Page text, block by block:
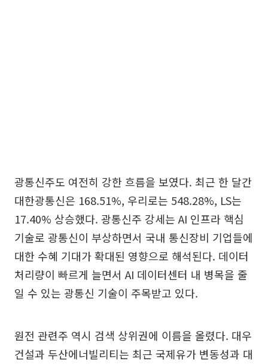
광통신주도 여전히 강한 흐름을 보였다. 최근 한 달간
대한광통신은 168.51%, 우리로는 548.28%, LS는
17.40% 상승했다. 광통신주 강세는 AI 인프라 핵심
기술로 광통신이 부상하면서 국내 통신장비 기업들에
대한 수혜 기대가 확대된 영향으로 해석된다. 데이터
처리량이 빠르게 늘면서 AI 데이터센터 내 병목을 줄
일 수 있는 광통신 기술이 주목받고 있다.
원전 관련주 역시 검색 상위권에 이름을 올렸다. 대우
건설과 두산에너빌리티는 최근 국제유가 변동성과 대